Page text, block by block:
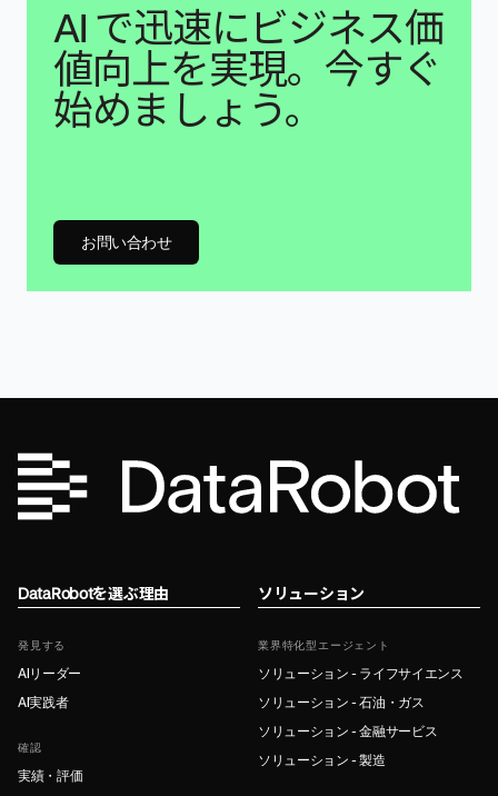
AI で迅速にビジネス価
値向上を実現。今すぐ
始めましょう。
お問い合わせ
DataRobotを選ぶ理由
発見する
AIリーダー
AI実践者
確認
実績・評価
ソリューション
業界特化型エージェント
ソリューション - ライフサイエンス
ソリューション - 石油・ガス
ソリューション - 金融サービス
ソリューション - 製造